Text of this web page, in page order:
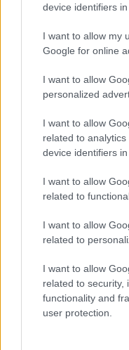
device identifiers in
I want to allow my
Google for online
I want to allow
personalized
I want to allow
related to
device identifiers in
I want to allow
related to
I want to allow
related to
I want to allow
related to security,
functionality and
user protection.
A
forgatja
Szólj hozzá!
A hozzászóláshoz